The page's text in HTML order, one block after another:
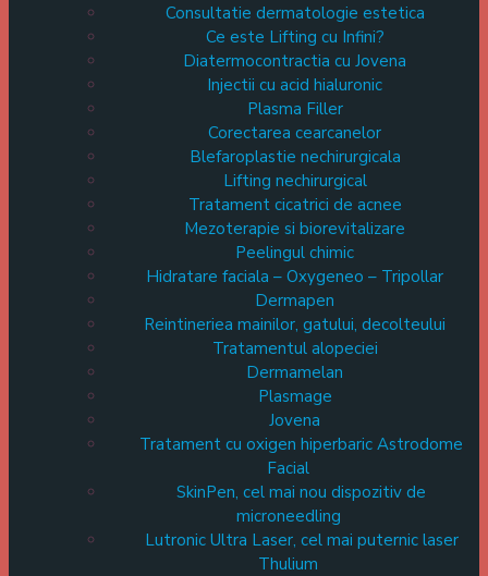
Consultatie dermatologie estetica
Ce este Lifting cu Infini?
Diatermocontractia cu Jovena
Injectii cu acid hialuronic
Plasma Filler
Corectarea cearcanelor
Blefaroplastie nechirurgicala
Lifting nechirurgical
Tratament cicatrici de acnee
Mezoterapie si biorevitalizare
Peelingul chimic
Hidratare faciala – Oxygeneo – Tripollar
Dermapen
Reintineriea mainilor, gatului, decolteului
Tratamentul alopeciei
Dermamelan
Plasmage
Jovena
Tratament cu oxigen hiperbaric Astrodome
Facial
SkinPen, cel mai nou dispozitiv de
microneedling
Lutronic Ultra Laser, cel mai puternic laser
Thulium